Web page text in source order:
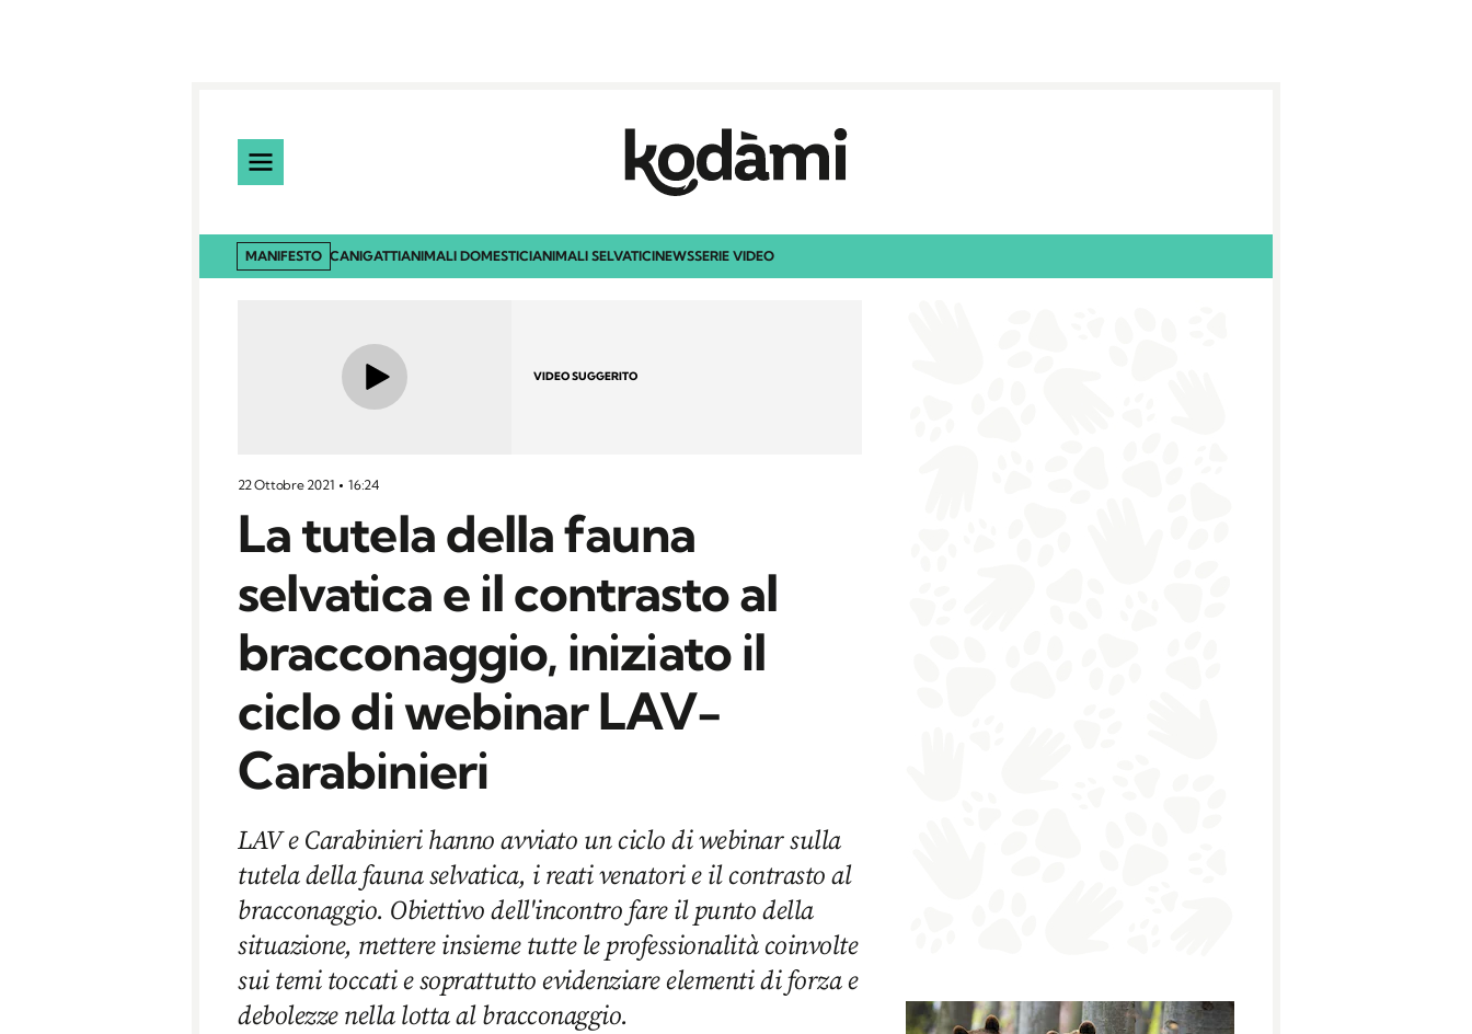
MANIFESTO CANIGATTIANIMALI DOMESTICIANIMALI SELVATICINEWSSERIE VIDEO
VIDEO SUGGERITO
22 Ottobre 2021 16:24
La tutela della fauna
selvatica e il contrasto al
bracconaggio, iniziato il
ciclo di webinar LAV-
Carabinieri
LAV e Carabinieri hanno avviato un ciclo di webinar sulla
tutela della fauna selvatica, i reati venatori e il contrasto al
bracconaggio. Obiettivo dell'incontro fare il punto della
situazione, mettere insieme tutte le professionalità coinvolte
sui temi toccati e soprattutto evidenziare elementi di forza e
debolezze nella lotta al bracconaggio.